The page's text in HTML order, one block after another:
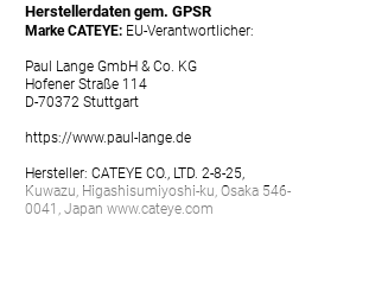
Herstellerdaten gem. GPSR
Marke CATEYE: EU-Verantwortlicher:
Paul Lange GmbH & Co. KG
Hofener Straße 114
D-70372 Stuttgart
https://www.paul-lange.de
Hersteller: CATEYE CO., LTD. 2-8-25,
Kuwazu, Higashisumiyoshi-ku, Osaka 546-
0041, Japan www.cateye.com